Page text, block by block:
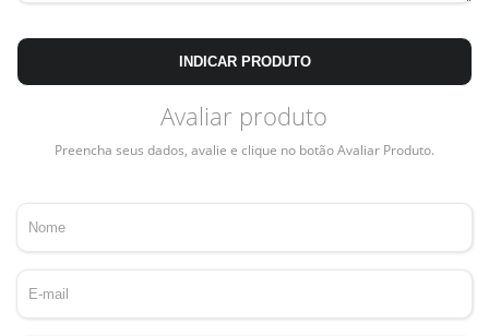
INDICAR PRODUTO
Avaliar produto
Preencha seus dados, avalie e clique no botão Avaliar Produto.